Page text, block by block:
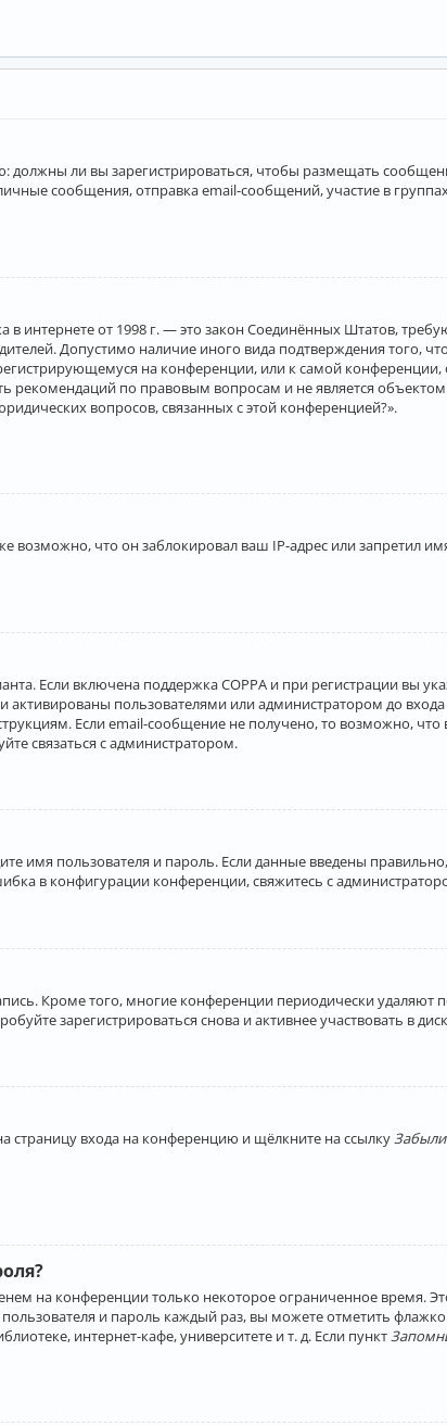
должны ли вы зарегистрироваться, чтобы размещать
сообщения, отправка email-сообщений, участие в группах
в интернете от 1998 г. — это закон Соединённых Штатов,
Допустимо наличие иного вида подтверждения того,
на конференции, или к самой
рекомендаций по правовым вопросам и не является
вопросов, связанных с этой конференцией?».
что он заблокировал ваш IP-адрес или запретил
Если включена поддержка COPPA и при регистрации вы
пользователями или администратором до
Если email-сообщение не получено, то возможно,
связаться с администратором.
имя пользователя и пароль. Если данные введены
в конфигурации конференции, свяжитесь с
Кроме того, многие конференции периодически удаляют
зарегистрироваться снова и активнее участвовать в
страницу входа на конференцию и щёлкните на ссылку
на конференции только некоторое ограниченное время.
и пароль каждый раз, вы можете отметить
интернет-кафе, университете и т. д. Если пункт